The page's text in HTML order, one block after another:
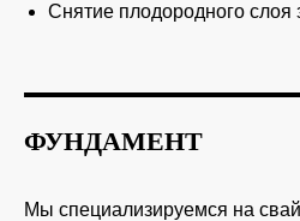
Снятие плодородного слоя
ФУНДАМЕНТ
Мы специализируемся на